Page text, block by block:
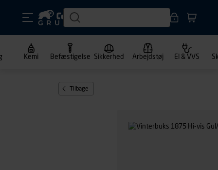
Kemi Befæstigelse Sikkerhed Arbejdstøj El & VVS
Tilbage